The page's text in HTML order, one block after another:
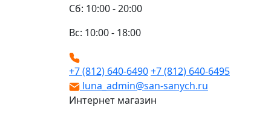
Сб: 10:00 - 20:00
Вс: 10:00 - 18:00
+7 (812) 640-6490+7 (812) 640-6495
luna_admin@san-sanych.ru
Интернет магазин